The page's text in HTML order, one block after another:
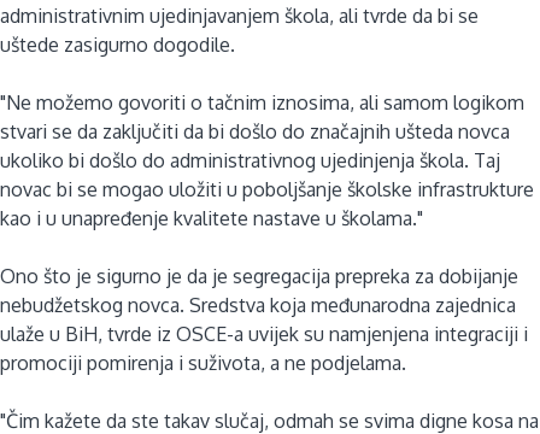
administrativnim ujedinjavanjem škola, ali tvrde da bi se
uštede zasigurno dogodile.
"Ne možemo govoriti o tačnim iznosima, ali samom logikom
stvari se da zaključiti da bi došlo do značajnih ušteda novca
ukoliko bi došlo do administrativnog ujedinjenja škola. Taj
novac bi se mogao uložiti u poboljšanje školske infrastrukture
kao i u unapređenje kvalitete nastave u školama."
Ono što je sigurno je da je segregacija prepreka za dobijanje
nebudžetskog novca. Sredstva koja međunarodna zajednica
ulaže u BiH, tvrde iz OSCE-a uvijek su namjenjena integraciji i
promociji pomirenja i suživota, a ne podjelama.
"Čim kažete da ste takav slučaj, odmah se svima digne kosa na